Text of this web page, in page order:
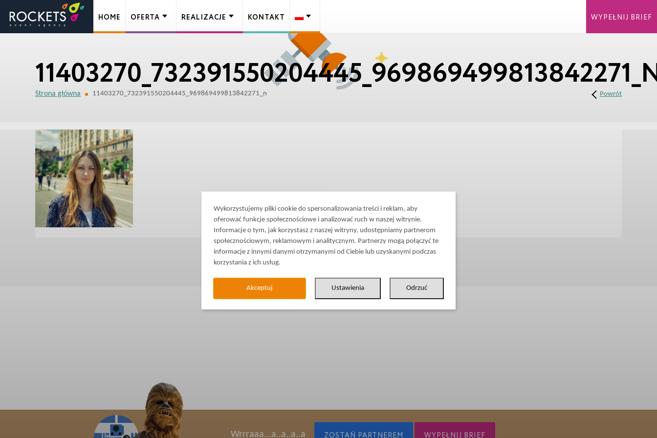
Strona główna 11403270_732391550204445_969869499813842271_n Powrót
Wrrraaa...a..a..a..a ZOSTAŃ PARTNEREM WYPEŁNIJ BRIEF
HOME OFERTA REALIZACJE KONTAKT WYPEŁNIJ BRIEF
Wykorzystujemy pliki cookie do spersonalizowania treści i reklam, aby
oferować funkcje społecznościowe i analizować ruch w naszej witrynie.
Informacje o tym, jak korzystasz z naszej witryny, udostępniamy partnerom
społecznościowym, reklamowym i analitycznym. Partnerzy mogą połączyć te
informacje z innymi danymi otrzymanymi od Ciebie lub uzyskanymi podczas
korzystania z ich usług.
Akceptuj Ustawienia Odrzuć